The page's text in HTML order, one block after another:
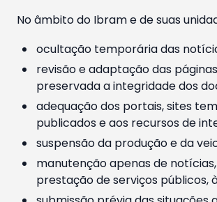
No âmbito do Ibram e de suas
ocultação temporária das
revisão e adaptação das
preservada a integridade dos
adequação dos portais, sites
publicados e aos recursos de
suspensão da produção e da
manutenção apenas de
prestação de serviços